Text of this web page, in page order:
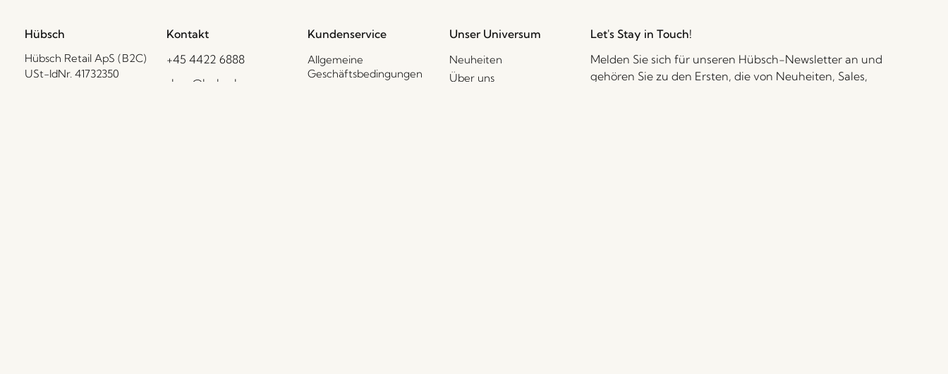
Hübsch
Hübsch Retail ApS (B2C)
USt-IdNr. 41732350
Kontakt
+45 4422 6888
shop@hubsch-
Kundenservice
Allgemeine
Geschäftsbedingungen
Unser Universum
Neuheiten
Über uns
Let's Stay in Touch!
Melden Sie sich für unseren Hübsch-Newsletter an und
gehören Sie zu den Ersten, die von Neuheiten, Sales,